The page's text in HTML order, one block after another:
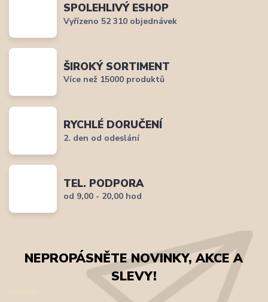
SPOLEHLIVÝ ESHOP
Vyřízeno 52 310 objednávek
ŠIROKÝ SORTIMENT
Více než 15000 produktů
RYCHLÉ DORUČENÍ
2. den od odeslání
TEL. PODPORA
od 9,00 - 20,00 hod
NEPROPÁSNĚTE NOVINKY, AKCE A
SLEVY!